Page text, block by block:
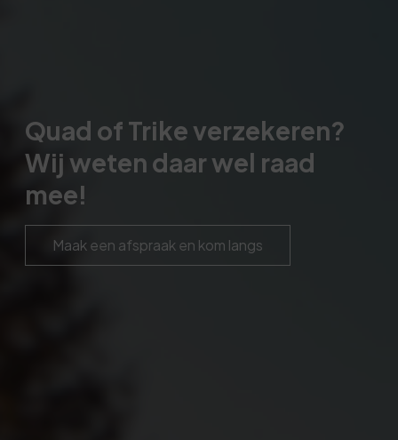
Quad of Trike verzekeren?
Wij weten daar wel raad
mee!
Maak een afspraak en kom langs